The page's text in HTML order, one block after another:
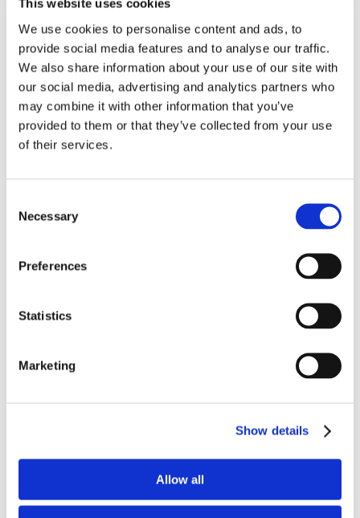
This website uses cookies
We use cookies to personalise content and ads, to
provide social media features and to analyse our traffic.
We also share information about your use of our site with
our social media, advertising and analytics partners who
may combine it with other information that you’ve
provided to them or that they’ve collected from your use
of their services.
Selection
Necessary
Preferences
Statistics
Marketing
Show details
Allow all
Con sentenza n. 19533/2014 la Corte Suprema di
Cassazione di Roma si trova a dover valutare
l’ammissibilità o meno di un appello presentato
da un avvocato il cui cliente è deceduto in primo
grado. Secondo la Cassazione (facendo proprio
l’orientamento già espresso dalle SS.UU. n.
15295 del 2014) al caso [...]